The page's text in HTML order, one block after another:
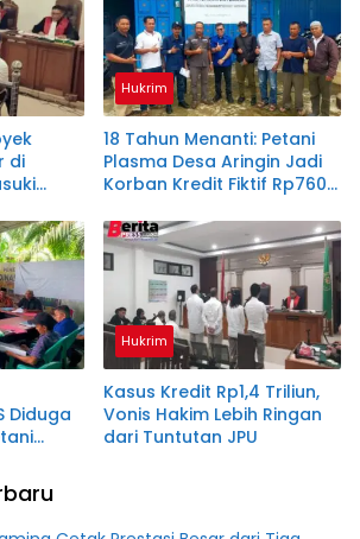
di
2,5
Hukrim
18 Tahun Menanti: Petani
Plasma Desa Aringin Jadi
Korban Kredit Fiktif Rp760
Diduga
Hukrim
Kasus Kredit Rp1,4 Triliun,
Vonis Hakim Lebih Ringan
dari Tuntutan JPU